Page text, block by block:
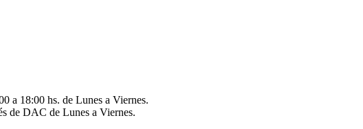
a 18:00 hs. de Lunes a Viernes.
de DAC de Lunes a Viernes.